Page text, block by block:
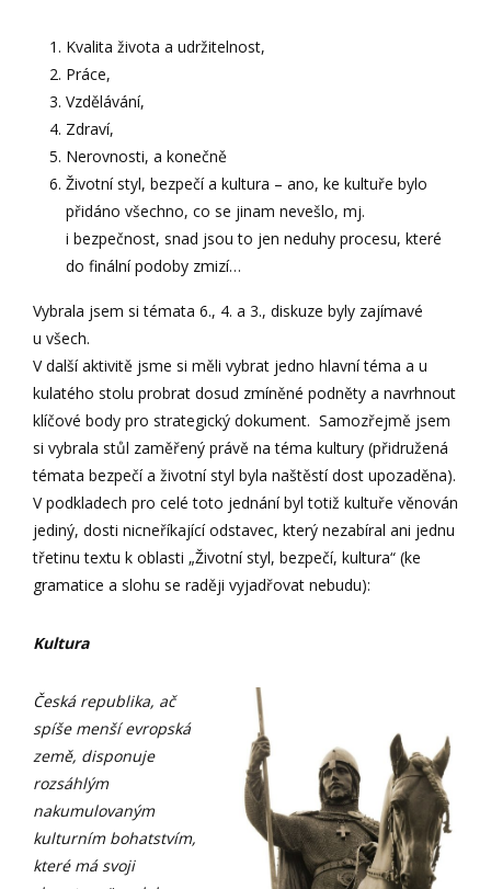
Kvalita života a udržitelnost,
Práce,
Vzdělávání,
Zdraví,
Nerovnosti, a konečně
Životní styl, bezpečí a kultura – ano, ke kultuře bylo
přidáno všechno, co se jinam nevešlo, mj.
i bezpečnost, snad jsou to jen neduhy procesu, které
do finální podoby zmizí…
Vybrala jsem si témata 6., 4. a 3., diskuze byly zajímavé
u všech.
V další aktivitě jsme si měli vybrat jedno hlavní téma a u
kulatého stolu probrat dosud zmíněné podněty a navrhnout
klíčové body pro strategický dokument. Samozřejmě jsem
si vybrala stůl zaměřený právě na téma kultury (přidružená
témata bezpečí a životní styl byla naštěstí dost upozaděna).
V podkladech pro celé toto jednání byl totiž kultuře věnován
jediný, dosti nicneříkající odstavec, který nezabíral ani jednu
třetinu textu k oblasti „Životní styl, bezpečí, kultura“ (ke
gramatice a slohu se raději vyjadřovat nebudu):
Kultura
Česká republika, ač
spíše menší evropská
země, disponuje
rozsáhlým
nakumulovaným
kulturním bohatstvím,
které má svoji